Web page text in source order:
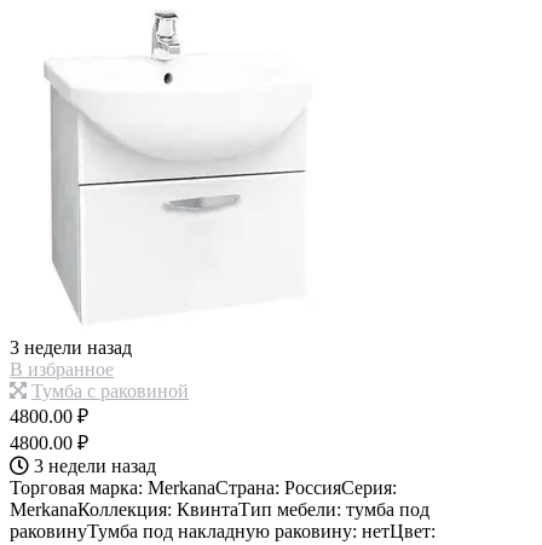
3 недели назад
В избранное
Тумба с раковиной
4800.00 ₽
4800.00 ₽
3 недели назад
Торговая марка: MerkanaСтрана: РоссияСерия:
MerkanaКоллекция: КвинтаТип мебели: тумба под
раковинуТумба под накладную раковину: нетЦвет: